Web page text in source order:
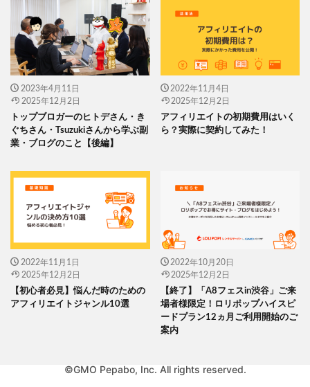
2023年4月11日
2025年12月2日
トップブロガーのヒトデさん・き
ぐちさん・Tsuzukiさんから学ぶ副
業・ブログのこと【後編】
2022年11月4日
2025年12月2日
アフィリエイトの初期費用はいく
ら？実際に契約してみた！
2022年11月1日
2025年12月2日
【初心者必見】悩んだ時のための
アフィリエイトジャンル10選
2022年10月20日
2025年12月2日
【終了】「A8フェスin渋谷」ご来
場者様限定！ロリポップハイスピ
ードプラン12ヵ月ご利用開始のご
案内
©GMO Pepabo, Inc. All rights reserved.